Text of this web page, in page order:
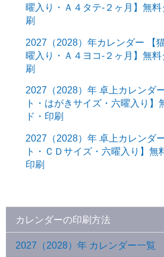
曜入り・Ａ４タテ-２ヶ月】無
刷
2027（2028）年カレンダー 【
曜入り・Ａ４ヨコ-２ヶ月】無
刷
2027（2028）年 卓上カレンダ
ト・はがきサイズ・六曜入り】
ド・印刷
2027（2028）年 卓上カレンダ
ト・ＣＤサイズ・六曜入り】無
印刷
カレンダーの印刷方法
2027（2028）年 カレンダー一覧